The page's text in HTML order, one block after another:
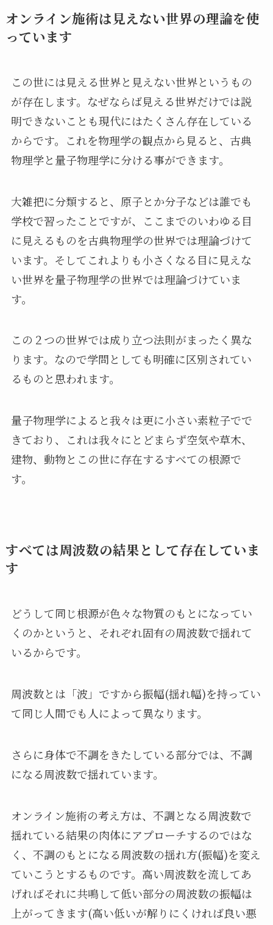
オンライン施術は見えない世界の理論を使
っています
この世には見える世界と見えない世界というもの
が存在します。なぜならば見える世界だけでは説
明できないことも現代にはたくさん存在している
からです。これを物理学の観点から見ると、古典
物理学と量子物理学に分ける事ができます。
大雑把に分類すると、原子とか分子などは誰でも
学校で習ったことですが、ここまでのいわゆる目
に見えるものを古典物理学の世界では理論づけて
います。そしてこれよりも小さくなる目に見えな
い世界を量子物理学の世界では理論づけていま
す。
この２つの世界では成り立つ法則がまったく異な
ります。なので学問としても明確に区別されてい
るものと思われます。
量子物理学によると我々は更に小さい素粒子でで
きており、これは我々にとどまらず空気や草木、
建物、動物とこの世に存在するすべての根源で
す。
すべては周波数の結果として存在していま
す
どうして同じ根源が色々な物質のもとになってい
くのかというと、それぞれ固有の周波数で揺れて
いるからです。
周波数とは「波」ですから振幅(揺れ幅)を持ってい
て同じ人間でも人によって異なります。
さらに身体で不調をきたしている部分では、不調
になる周波数で揺れています。
オンライン施術の考え方は、不調となる周波数で
揺れている結果の肉体にアプローチするのではな
く、不調のもとになる周波数の揺れ方(振幅)を変え
ていこうとするものです。高い周波数を流してあ
げればそれに共鳴して低い部分の周波数の振幅は
上がってきます(高い低いが解りにくければ良い悪